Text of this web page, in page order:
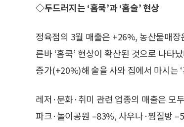
◇두드러지는 ‘홈쿡’과 ‘홈술’ 현상
정육점의 3월 매출은 +26%, 농산물매
른바 ‘홈쿡’ 현상이 확산된 것으로 나타
증가(+20%)해 술을 사와 집에서 마시는
레저·문화·취미 관련 업종의 매출은 모
파크·놀이공원 –83%, 사우나·찜질방